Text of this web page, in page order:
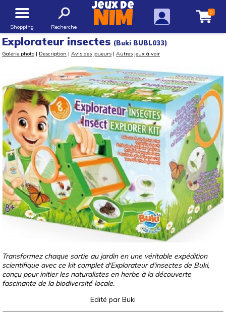
Shopping Recherche
Jeux de
NIM 0
Explorateur insectes (Buki BUBL033)
Galerie photo | Description | Avis des joueurs | Autres jeux à voir
Transformez chaque sortie au jardin en une véritable expédition
scientifique avec ce kit complet d'Explorateur d'insectes de Buki,
conçu pour initier les naturalistes en herbe à la découverte
fascinante de la biodiversité locale.
Edité par Buki